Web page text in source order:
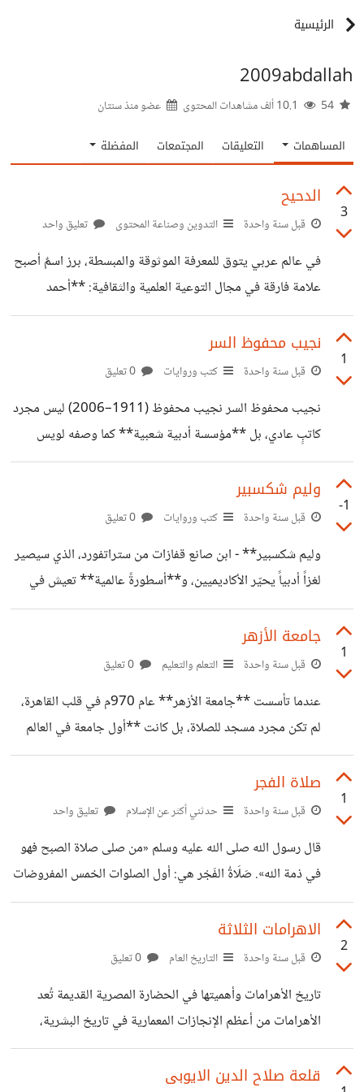
الرئيسية
2009abdallah
عضو منذسنتان
المساهمات التعليقات المجتمعات المفضلة
3
الدحيح
قبل سنة واحدة التدوين وصناعة المحتوى تعليق واحد
في عالم عربي يتوق للمعرفة الموثوقة والمبسطة، برز اسمٌ أصبح
علامة فارقة في مجال التوعية العلمية والثقافية: **أحمد
الغندور "الدحيح"**. لم يكتفِ "الدحيح" بشرح الظواهر العلمية
المعقدة بلغة سهلة، بل نجح في خلق حراك ثقافي واسع، جذب
ملايين المشاهدين من مختلف الأعمار والخلفيات التعليمية. من
ناشر علمي عربي** على منصة يوتيوب؟ وما سر نجاح منهجه
الفريد الذي جعله **ظاهرة ثقافية** حقيقية يتحدث عنها
الجميع؟ هذا المقال الشامل هو الرحلة
1
نجيب محفوظ السر
قبل سنة واحدة كتب وروايات
نجيب محفوظ السر نجيب محفوظ (1911–2006) ليس مجرد
كاتبٍ عادي، بل **مؤسسة أدبية شعبية** كما وصفه لويس
عوض . هو الرجل الذي حوَّل الحارة المصرية إلى كونٍ روائي
وأكثر العرب الذين نُقلت أعمالهم للسينما والتلفزيون . لكن سرّ
والسياسي**، ورائدٌ جسَّد إشكاليات التحديث والهوية في العالم
العربي.
https://omarkhattab.blogspot.com/2025/08/Nag
uib-Mahfouz.html
-1
وليم شكسبير
قبل سنة واحدة كتب وروايات
وليم شكسبير** - ابن صانع قفازات من ستراتفورد، الذي سيصير
لغزاً أدبياً يحيّر الأكاديميين، و**أسطورةً عالمية** تعيش في
ذاكرة الإنسانية بعد خمسة قرون. لم يكن كاتباً عادياً، بل كان
**مرآة عصره** ومُخترع إنسانيتنا الحديثة.
https://omarkhattab.blogspot.com/2025/07/Sha
1
جامعة الأزهر
قبل سنة واحدة التعلم والتعليم
عندما تأسست **جامعة الأزهر** عام 970م في قلب القاهرة،
لم تكن مجرد مسجد للصلاة، بل كانت **أول جامعة في العالم
الإسلامي**، وأقدم منارة تعليمية مستمرة حتى اليوم. عبر قرونٍ
من التحولات السياسية والثقافية، حافظ الأزهر على مكانته كـ
**"حارس للإسلام الوسطي"** و**جسر بين التراث
الأكاديمي، وتأثيره العالمي، وتحدياته المعاصرة، لتقديم رؤية غير
مسبوقة
https://omarkhattab.blogspot.com/2025/07/ALA
ZHAR.html
1
صلاة الفجر
قبل سنة واحدة حدثني أكثر عن الإسلام تعليق واحد
قال رسول الله صلى الله عليه وسلم «من صلى صلاة الصبح فهو
في ذمة الله». صَلَاةُ الفَجْر هي: أول الصلوات الخمس المفروضات
عينا على كل مكلف باتفاق المسلمين . وتتكون من ركعتين ووقتها
هو: من بداية طلوع الفجر إلى شروق الشمس ، وهي صلاة
جهرية.
-post.html
2
الاهرامات الثلاثة
قبل سنة واحدة التاريخ العام
تاريخ الأهرامات وأهميتها في الحضارة المصرية القديمة تُعد
الأهرامات من أعظم الإنجازات المعمارية في تاريخ البشرية،
وأصبحت رمزًا للحضارة المصرية القديمة التي استمرت لمدة
3000 عام. يمثل هرم خوفو، الذي يُعرف أيضًا بالهرم الأكبر،
قلعة صلاح الدين الايوبى